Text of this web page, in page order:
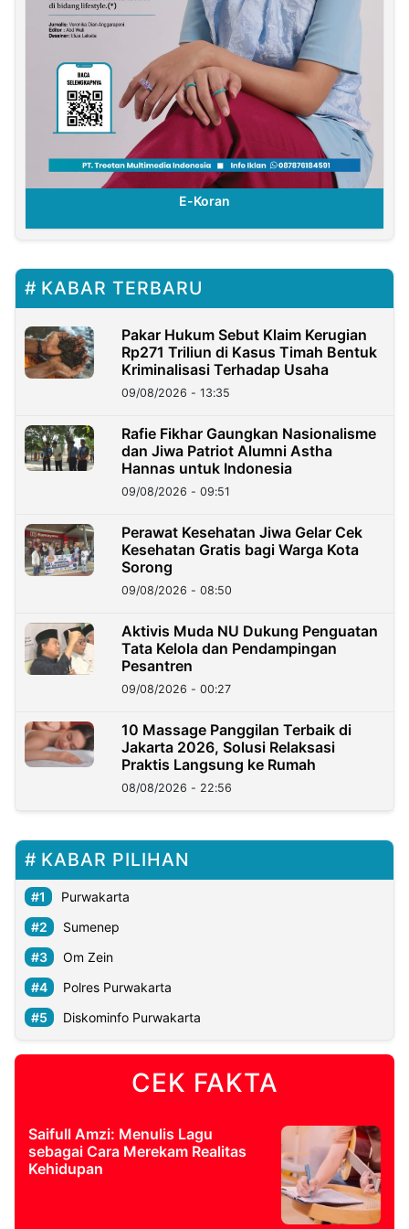
E-Koran
KABAR TERBARU
Pakar Hukum Sebut Klaim Kerugian
Rp271 Triliun di Kasus Timah Bentuk
Kriminalisasi Terhadap Usaha
09/08/2026 - 13:35
Rafie Fikhar Gaungkan Nasionalisme
dan Jiwa Patriot Alumni Astha
Hannas untuk Indonesia
09/08/2026 - 09:51
Perawat Kesehatan Jiwa Gelar Cek
Kesehatan Gratis bagi Warga Kota
Sorong
09/08/2026 - 08:50
Aktivis Muda NU Dukung Penguatan
Tata Kelola dan Pendampingan
Pesantren
09/08/2026 - 00:27
10 Massage Panggilan Terbaik di
Jakarta 2026, Solusi Relaksasi
Praktis Langsung ke Rumah
08/08/2026 - 22:56
KABAR PILIHAN
Purwakarta
Sumenep
Om Zein
Polres Purwakarta
Diskominfo Purwakarta
CEK FAKTA
Saifull Amzi: Menulis Lagu
sebagai Cara Merekam Realitas
Kehidupan